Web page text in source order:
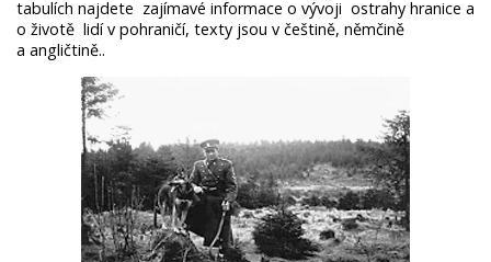
tabulích najdete zajímavé informace o vývoji ostrahy hranice a
o životě lidí v pohraničí, texty jsou v češtině, němčině
a angličtině..